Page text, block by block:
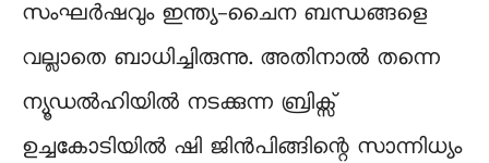
സംഘർഷവും ഇന്ത്യ-ചൈന ബന്ധങ്ങളെ
വല്ലാതെ ബാധിച്ചിരുന്നു. അതിനാൽ തന്നെ
ന്യൂഡൽഹിയിൽ നടക്കുന്ന ബ്രിക്സ്
ഉച്ചകോടിയിൽ ഷി ജിൻപിങ്ങിന്റെ സാന്നിധ്യം